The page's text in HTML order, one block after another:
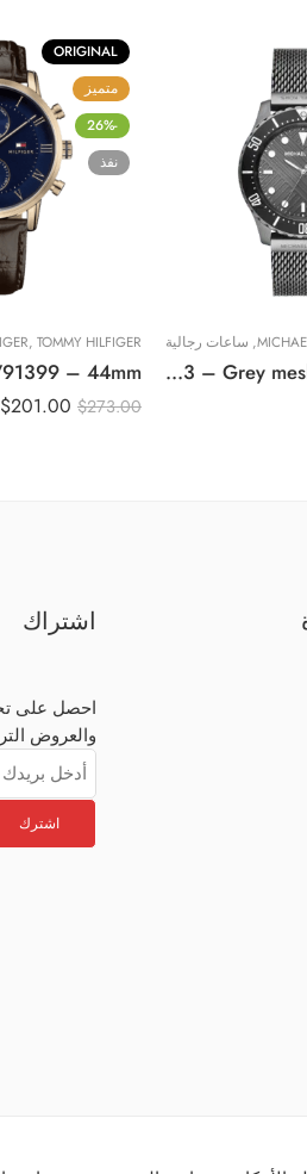
, ساعات رجالية
Original Michael Kors Men’s Watch Everest MK9093 – Grey mesh Strap – 43mm
ORIGINAL
متميز
-26%
نفذ
, TOMMY HILFIGER
$273.00
$201.00
اشتراك
احصل على
والعروض